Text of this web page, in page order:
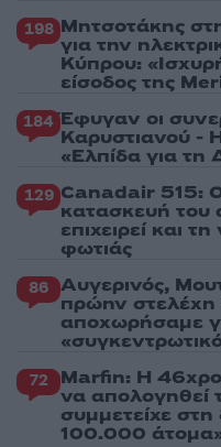
198 Μητσοτάκης
για την
Κύπρου:
είσοδος της
184 Έφυγαν οι
Καρυστιανού -
«Ελπίδα για τη
129 Canadair 515:
κατασκευή
επιχειρεί και
φωτιάς
86 Αυγερινός,
πρώην στελέχη
αποχωρήσαμε
72 Marfin: Η
να απολογηθεί
συμμετείχε
100.000